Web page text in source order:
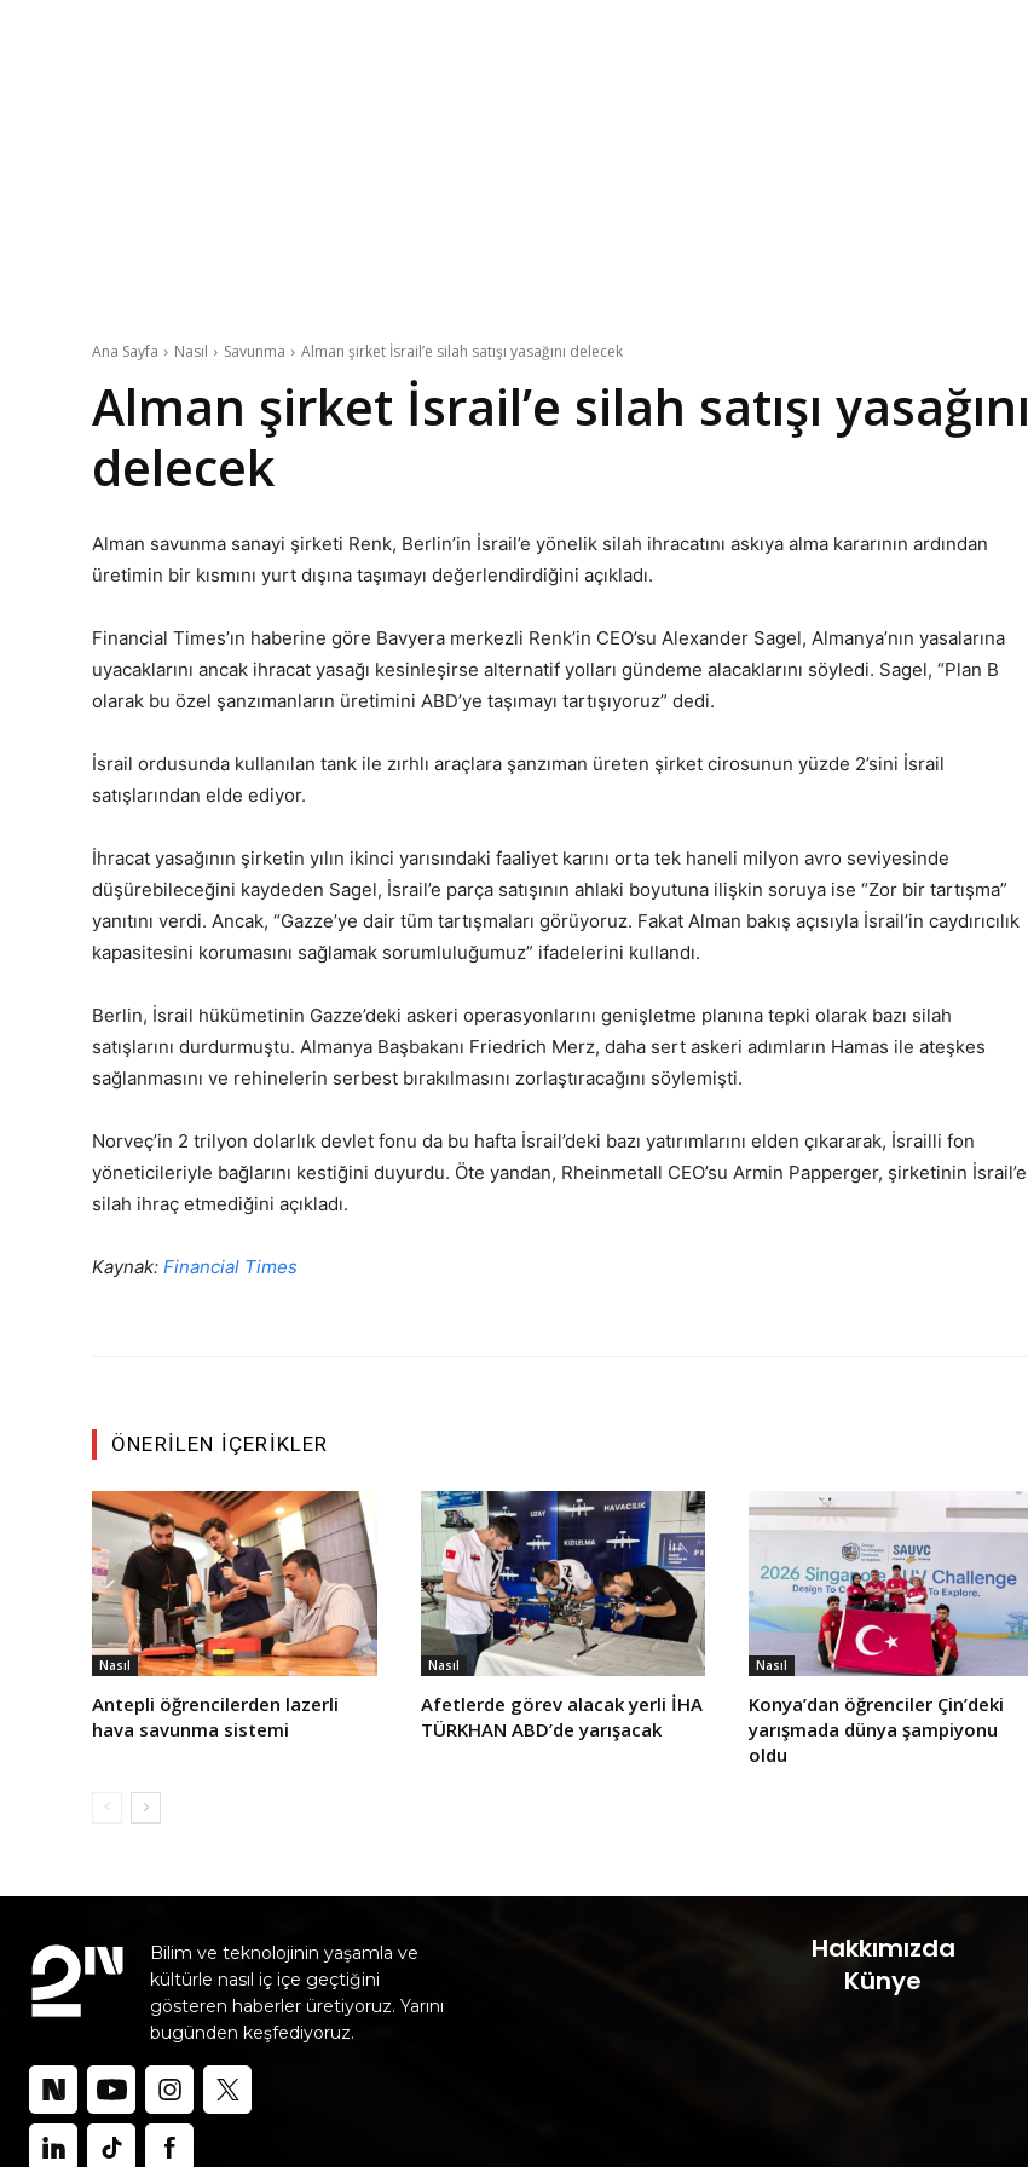
Ana Sayfa Nasıl Savunma Alman şirket İsrail’e silah satışı yasağını delecek
Alman şirket İsrail’e silah satışı yasağını
delecek
Alman savunma sanayi şirketi Renk, Berlin’in İsrail’e yönelik silah ihracatını askıya alma kararının ardından
üretimin bir kısmını yurt dışına taşımayı değerlendirdiğini açıkladı.
Financial Times’ın haberine göre Bavyera merkezli Renk’in CEO’su Alexander Sagel, Almanya’nın yasalarına
uyacaklarını ancak ihracat yasağı kesinleşirse alternatif yolları gündeme alacaklarını söyledi. Sagel, “Plan B
olarak bu özel şanzımanların üretimini ABD’ye taşımayı tartışıyoruz” dedi.
İsrail ordusunda kullanılan tank ile zırhlı araçlara şanzıman üreten şirket cirosunun yüzde 2’sini İsrail
satışlarından elde ediyor.
İhracat yasağının şirketin yılın ikinci yarısındaki faaliyet karını orta tek haneli milyon avro seviyesinde
düşürebileceğini kaydeden Sagel, İsrail’e parça satışının ahlaki boyutuna ilişkin soruya ise “Zor bir tartışma”
yanıtını verdi. Ancak, “Gazze’ye dair tüm tartışmaları görüyoruz. Fakat Alman bakış açısıyla İsrail’in caydırıcılık
kapasitesini korumasını sağlamak sorumluluğumuz” ifadelerini kullandı.
Berlin, İsrail hükümetinin Gazze’deki askeri operasyonlarını genişletme planına tepki olarak bazı silah
satışlarını durdurmuştu. Almanya Başbakanı Friedrich Merz, daha sert askeri adımların Hamas ile ateşkes
sağlanmasını ve rehinelerin serbest bırakılmasını zorlaştıracağını söylemişti.
Norveç’in 2 trilyon dolarlık devlet fonu da bu hafta İsrail’deki bazı yatırımlarını elden çıkararak, İsrailli fon
yöneticileriyle bağlarını kestiğini duyurdu. Öte yandan, Rheinmetall CEO’su Armin Papperger, şirketinin İsrail’e
silah ihraç etmediğini açıkladı.
Kaynak: Financial Times
ÖNERILEN İÇERIKLER
Nasıl
Antepli öğrencilerden lazerli
hava savunma sistemi
Nasıl
Afetlerde görev alacak yerli İHA
TÜRKHAN ABD’de yarışacak
Nasıl
Konya’dan öğrenciler Çin’deki
yarışmada dünya şampiyonu
oldu
Bilim ve teknolojinin yaşamla ve
kültürle nasıl iç içe geçtiğini
gösteren haberler üretiyoruz. Yarını
bugünden keşfediyoruz.
Hakkımızda
Künye